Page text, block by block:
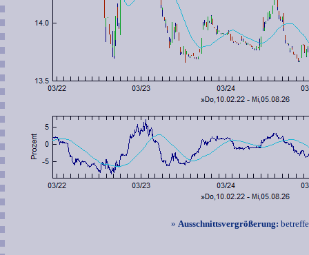
»Ausschnittsvergrößerung: